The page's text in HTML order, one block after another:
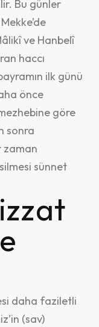
Bu günler
ve Hanbelî
haccı
ilk günü
önce
göre
sonra
zaman
sünnet
daha faziletli
(sav)